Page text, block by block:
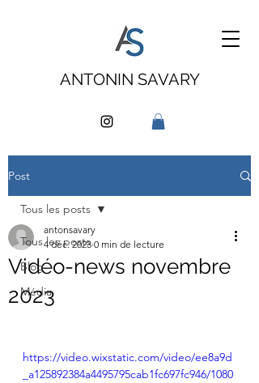
ANTONIN SAVARY
Post
Tous les posts
Blog
Média
Tous les posts
Vidéo-news novembre
2023
antonsavary
4 déc. 2023 0 min de lecture
https://video.wixstatic.com/video/ee8a9d
_a125892384a4495795cab1fc697fc946/1080